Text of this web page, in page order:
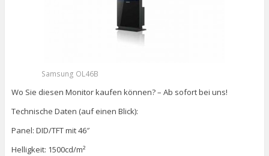
Samsung OL46B
Wo Sie diesen Monitor kaufen können? – Ab sofort bei uns!
Technische Daten (auf einen Blick):
Panel: DID/TFT mit 46″
Helligkeit: 1500cd/m²